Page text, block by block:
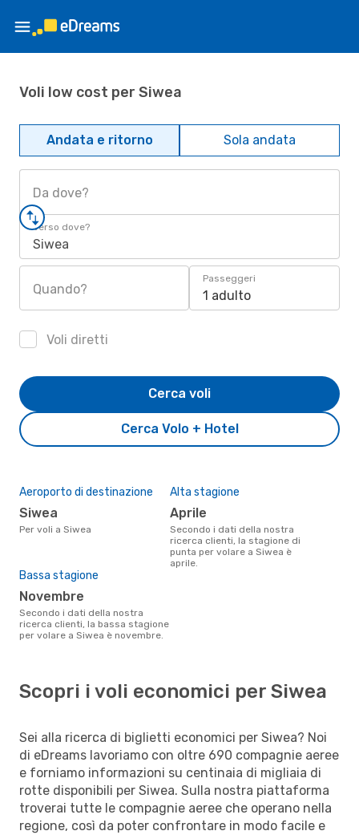
Voli low cost per Siwea
Andata e ritorno Sola andata
Da dove?
Verso dove?
Siwea
Quando?
Passeggeri
1 adulto
Voli diretti
Cerca Volo + Hotel
Cerca voli
Aeroporto di destinazione
Siwea
Per voli a Siwea
Alta stagione
aprile
Secondo i dati della nostra
ricerca clienti, la stagione di
punta per volare a Siwea è
aprile.
Bassa stagione
novembre
Secondo i dati della nostra
ricerca clienti, la bassa stagione
per volare a Siwea è novembre.
Scopri i voli economici per Siwea
Sei alla ricerca di biglietti economici per Siwea? Noi
di eDreams lavoriamo con oltre 690 compagnie aeree
e forniamo informazioni su centinaia di migliaia di
rotte disponibili per Siwea. Sulla nostra piattaforma
troverai tutte le compagnie aeree che operano nella
regione, così da poter confrontare in modo facile e